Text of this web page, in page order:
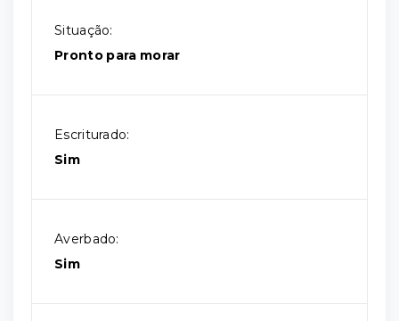
Situação:
Pronto para morar
Escriturado:
Sim
Averbado:
Sim